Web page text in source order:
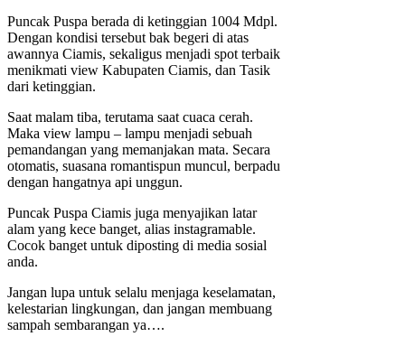
Puncak Puspa berada di ketinggian 1004 Mdpl.
Dengan kondisi tersebut bak begeri di atas
awannya Ciamis, sekaligus menjadi spot terbaik
menikmati view Kabupaten Ciamis, dan Tasik
dari ketinggian.
Saat malam tiba, terutama saat cuaca cerah.
Maka view lampu – lampu menjadi sebuah
pemandangan yang memanjakan mata. Secara
otomatis, suasana romantispun muncul, berpadu
dengan hangatnya api unggun.
Puncak Puspa Ciamis juga menyajikan latar
alam yang kece banget, alias instagramable.
Cocok banget untuk diposting di media sosial
anda.
Jangan lupa untuk selalu menjaga keselamatan,
kelestarian lingkungan, dan jangan membuang
sampah sembarangan ya….